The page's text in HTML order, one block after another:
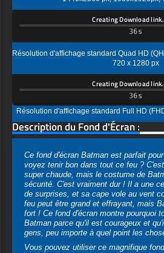
Résolution d'affichage standard Quad HD
Creating Download link…
Résolution d'affichage standard Full HD
Description du Fond d'Écran :
Ce fond d'écran Batman est parfait
voyez tenir bon dans tout ce feu ?
super chaude, mais le costume de
sécurité. C'est vraiment dur ! Il a une
de surprises, et sa cape vole au vent
fort ! Ce fond d'écran montre pourquoi
Batman parce qu'il est courageux et
gens, peu importe à quel point les
Vous pouvez utiliser ce magnifique
votre appareil :
-Fond d'écran DC Batman Art 4K HD
bureau et ordinateur portable (y
comme Apple MacBook, Dell XPS, HP
ThinkPad, Asus ROG Strix, Microsoft